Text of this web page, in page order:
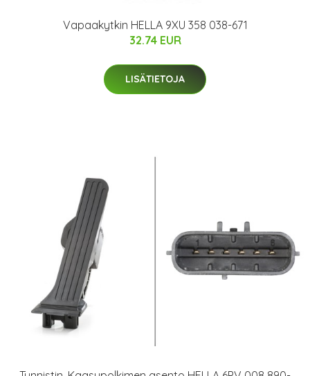
Vapaakytkin HELLA 9XU 358 038-671
32.74 EUR
LISÄTIETOJA